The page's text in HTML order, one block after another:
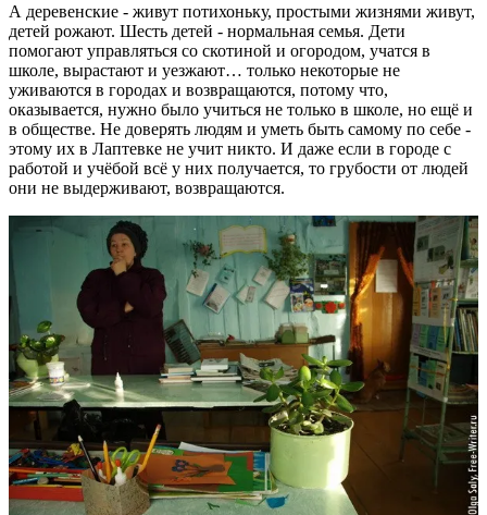
А деревенские - живут потихоньку, простыми жизнями живут,
детей рожают. Шесть детей - нормальная семья. Дети
помогают управляться со скотиной и огородом, учатся в
школе, вырастают и уезжают… только некоторые не
уживаются в городах и возвращаются, потому что,
оказывается, нужно было учиться не только в школе, но ещё и
в обществе. Не доверять людям и уметь быть самому по себе -
этому их в Лаптевке не учит никто. И даже если в городе с
работой и учёбой всё у них получается, то грубости от людей
они не выдерживают, возвращаются.